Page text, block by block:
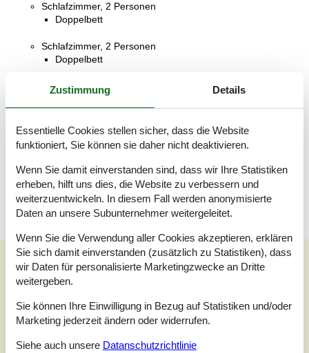
Schlafzimmer, 2 Personen
Doppelbett
Schlafzimmer, 2 Personen
Doppelbett
Badezimmer
WC mit warmem und kaltem Wasser, Dusche
Schlafboden, 2 Personen
Terrasse
Überdachte Terrasse
Externe Bewertungen
Unsere Gästebewertungen
5,0
Zustimmung Details
Essentielle Cookies stellen sicher, dass die Website
funktioniert, Sie können sie daher nicht deaktivieren.
Wenn Sie damit einverstanden sind, dass wir Ihre Statistiken
erheben, hilft uns dies, die Website zu verbessern und
weiterzuentwickeln. In diesem Fall werden anonymisierte
Daten an unsere Subunternehmer weitergeleitet.
Wenn Sie die Verwendung aller Cookies akzeptieren, erklären
Sie sich damit einverstanden (zusätzlich zu Statistiken), dass
wir Daten für personalisierte Marketingzwecke an Dritte
weitergeben.
Sie können Ihre Einwilligung in Bezug auf Statistiken und/oder
Marketing jederzeit ändern oder widerrufen.
Siehe auch unsere Datanschutzrichtlinie